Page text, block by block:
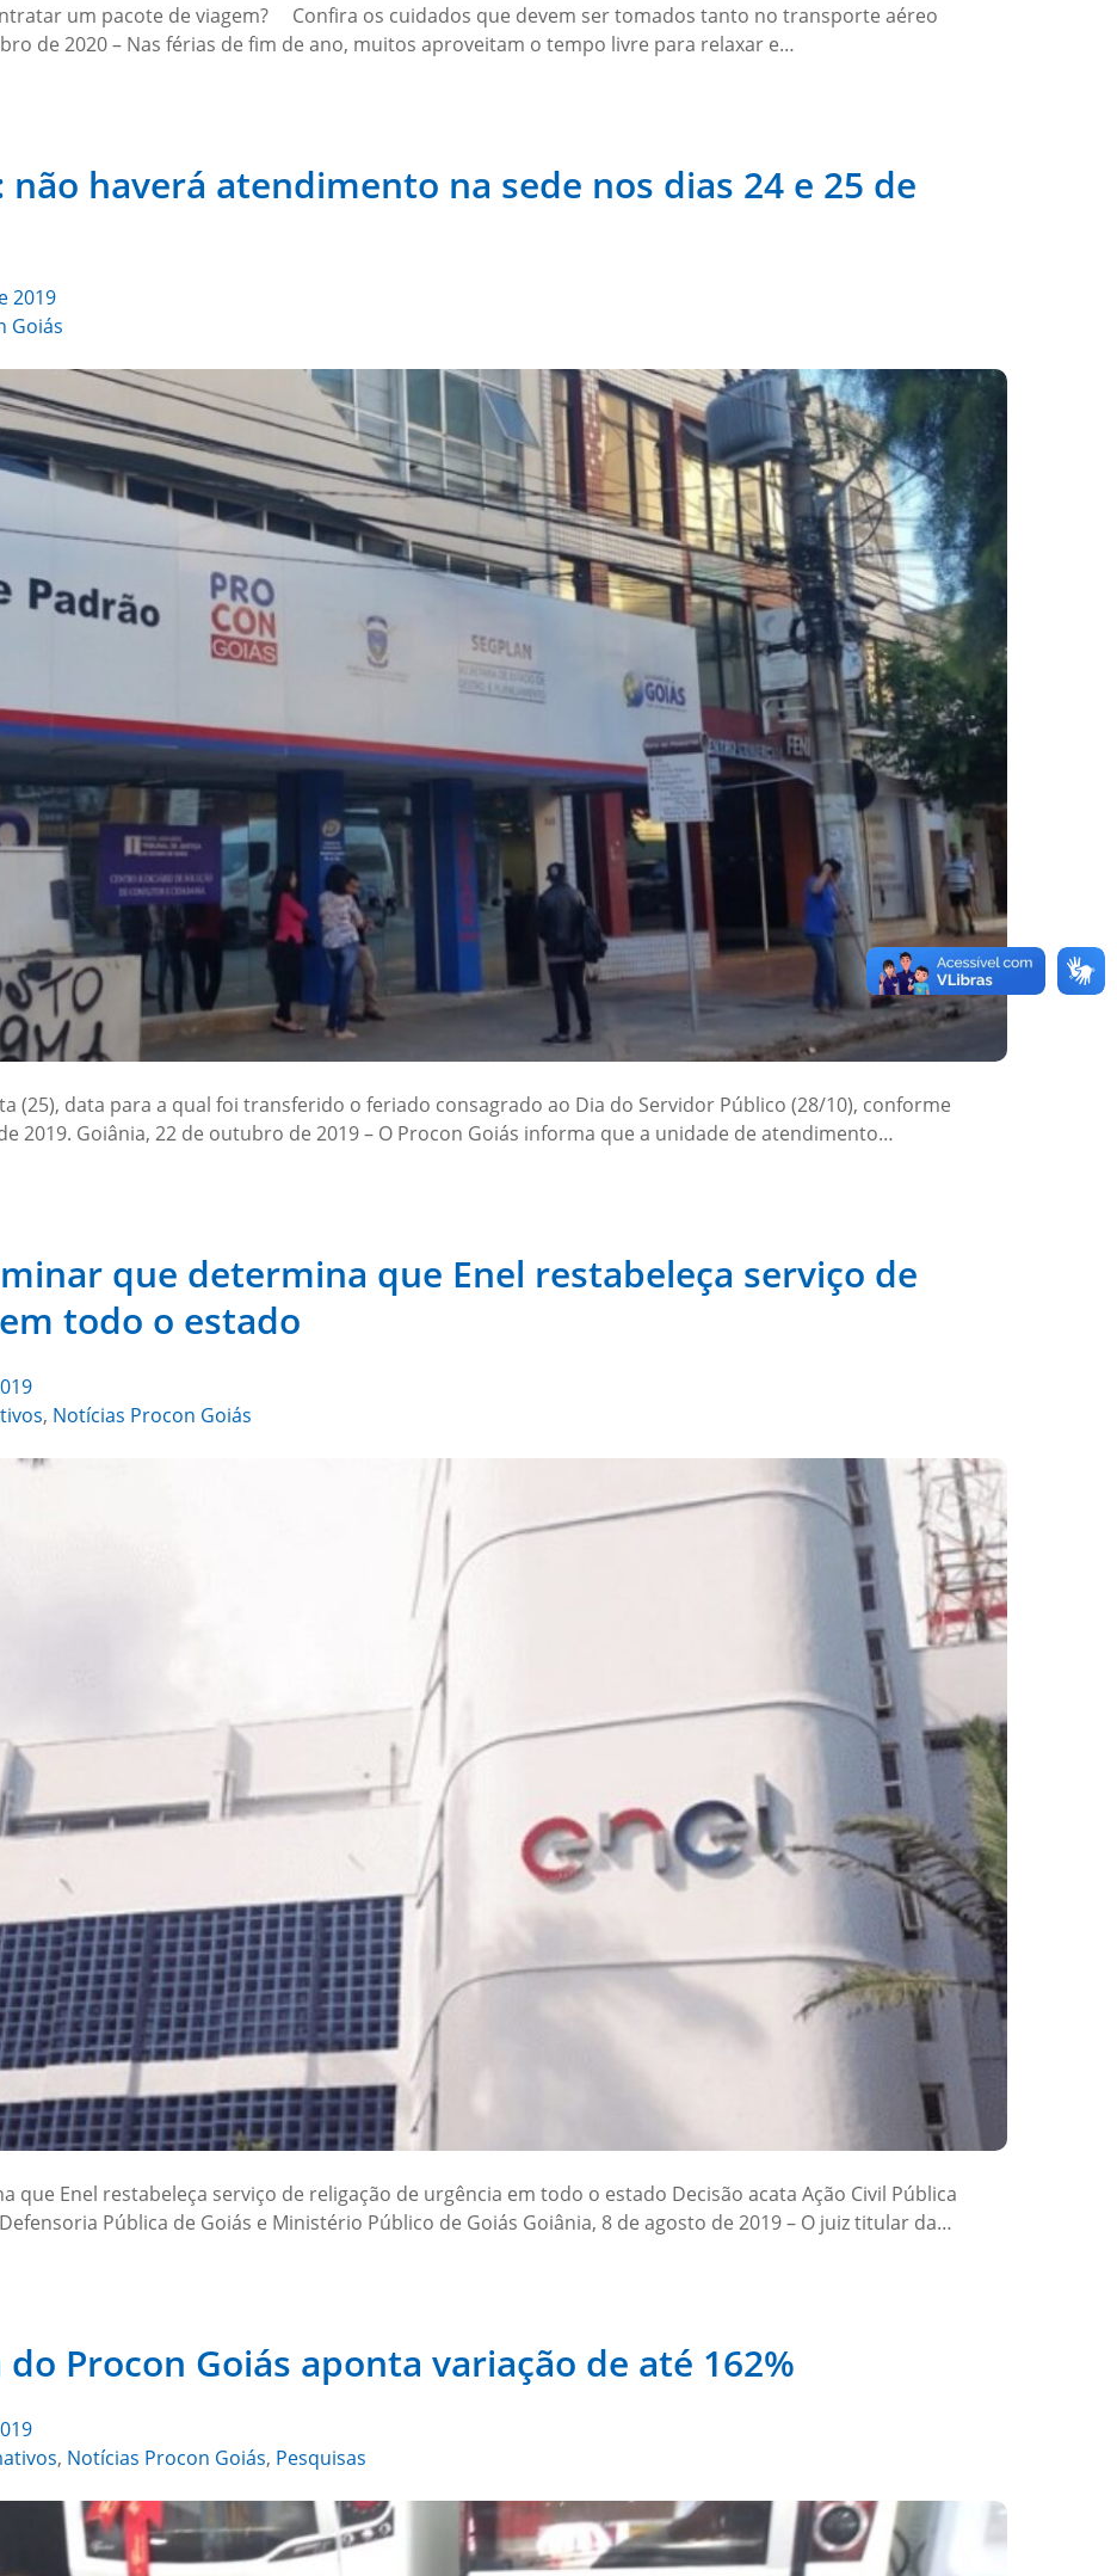
um pacote de viagem? Confira os cuidados que devem ser tomados tanto no transporte aéreo
de 2020 – Nas férias de fim de ano, muitos aproveitam o tempo livre para relaxar e…
haverá atendimento na sede nos dias 24 e 25 de
2019
Goiás
(25), data para a qual foi transferido o feriado consagrado ao Dia do Servidor Público (28/10), conforme
2019. Goiânia, 22 de outubro de 2019 – O Procon Goiás informa que a unidade de atendimento…
que determina que Enel restabeleça serviço de
todo o estado
, Notícias Procon Goiás
Enel restabeleça serviço de religação de urgência em todo o estado Decisão acata Ação Civil Pública
Pública de Goiás e Ministério Público de Goiás Goiânia, 8 de agosto de 2019 – O juiz titular da…
Procon Goiás aponta variação de até 162%
, Notícias Procon Goiás, Pesquisas